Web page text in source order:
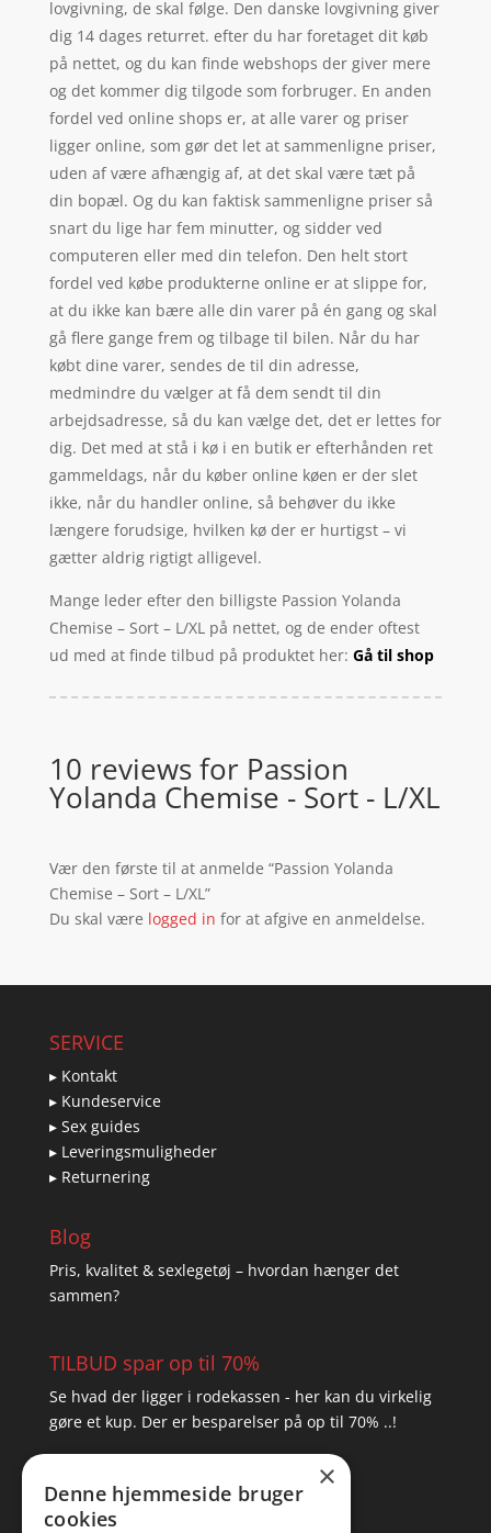
lovgivning, de skal følge. Den danske lovgivning giver
dig 14 dages returret. efter du har foretaget dit køb
på nettet, og du kan finde webshops der giver mere
og det kommer dig tilgode som forbruger. En anden
fordel ved online shops er, at alle varer og priser
ligger online, som gør det let at sammenligne priser,
uden af være afhængig af, at det skal være tæt på
din bopæl. Og du kan faktisk sammenligne priser så
snart du lige har fem minutter, og sidder ved
computeren eller med din telefon. Den helt stort
fordel ved købe produkterne online er at slippe for,
at du ikke kan bære alle din varer på én gang og skal
gå flere gange frem og tilbage til bilen. Når du har
købt dine varer, sendes de til din adresse,
medmindre du vælger at få dem sendt til din
arbejdsadresse, så du kan vælge det, det er lettes for
dig. Det med at stå i kø i en butik er efterhånden ret
gammeldags, når du køber online køen er der slet
ikke, når du handler online, så behøver du ikke
længere forudsige, hvilken kø der er hurtigst – vi
gætter aldrig rigtigt alligevel.
Mange leder efter den billigste Passion Yolanda
Chemise – Sort – L/XL på nettet, og de ender oftest
ud med at finde tilbud på produktet her: Gå til shop
10 reviews for Passion
Yolanda Chemise - Sort - L/XL
Vær den første til at anmelde “Passion Yolanda
Chemise – Sort – L/XL”
Du skal være logged in for at afgive en anmeldelse.
SERVICE
▸ Kontakt
▸ Kundeservice
▸ Sex guides
▸ Leveringsmuligheder
▸ Returnering
Blog
Pris, kvalitet & sexlegetøj – hvordan hænger det
sammen?
TILBUD spar op til 70%
Se hvad der ligger i rodekassen - her kan du virkelig
gøre et kup. Der er besparelser på op til 70% ..!
×
Denne hjemmeside bruger
cookies